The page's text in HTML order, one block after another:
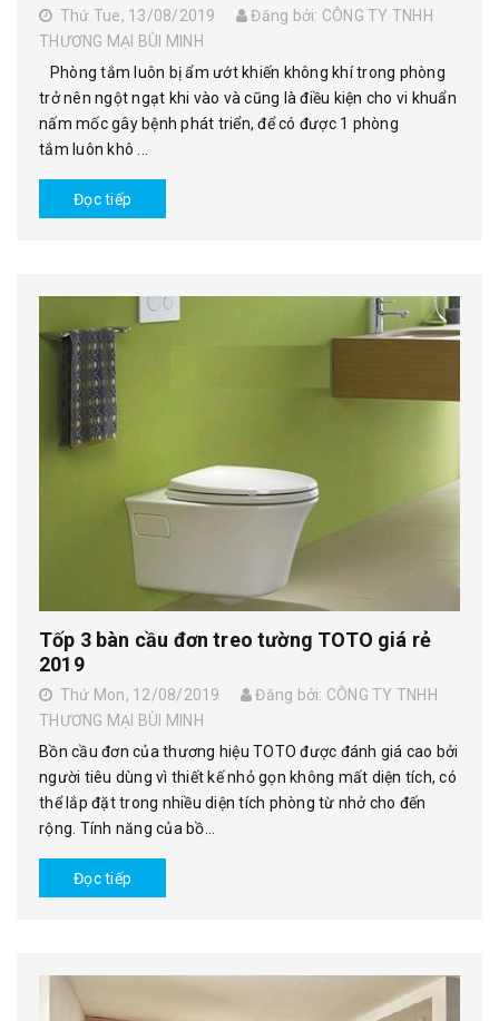
Thứ Tue, 13/08/2019
Đăng bởi: CÔNG TY TNHH
THƯƠNG MẠI BÙI MINH
Phòng tắm luôn bị ẩm ướt khiến không khí trong phòng
trở nên ngột ngạt khi vào và cũng là điều kiện cho vi khuẩn
nấm mốc gây bệnh phát triển, để có được 1 phòng
tắm luôn khô ...
Đọc tiếp
Tốp 3 bàn cầu đơn treo tường TOTO giá rẻ
2019
Thứ Mon, 12/08/2019
Đăng bởi: CÔNG TY TNHH
THƯƠNG MẠI BÙI MINH
Bồn cầu đơn của thương hiệu TOTO được đánh giá cao bởi
người tiêu dùng vì thiết kế nhỏ gọn không mất diện tích, có
thể lắp đặt trong nhiều diện tích phòng từ nhở cho đến
rộng. Tính năng của bồ...
Đọc tiếp